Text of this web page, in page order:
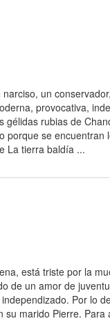
un
provocativa,
gélidas rubias de
porque se encuentran
La tierra baldía ...
está triste por la
de un amor de
Por lo
su marido Pierre. Para